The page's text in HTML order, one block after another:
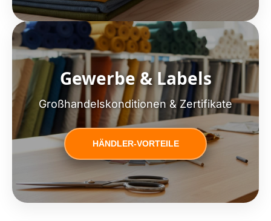
Gewerbe & Labels
Großhandelskonditionen & Zertifikate
HÄNDLER-VORTEILE